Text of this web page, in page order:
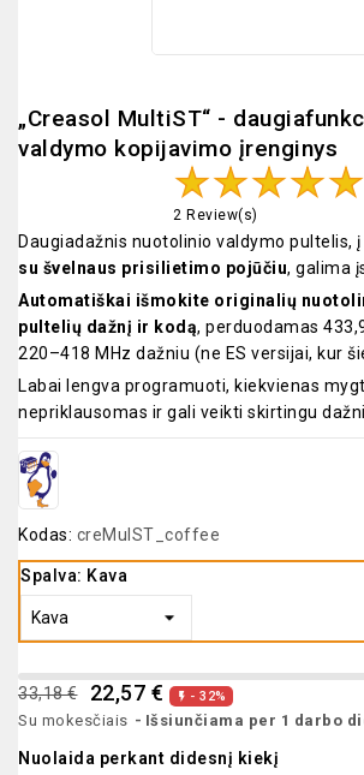
„Creasol MultiST“ -
valdymo kopijavimo įrenginys
2 Review(s)
Daugiadažnis nuotolinio valdymo pultelis, į
su švelnaus prisilietimo pojūčiu, galima
Automatiškai išmokite originalių
pultelių dažnį ir kodą, perduodamas
220–418 MHz dažniu (ne ES versijai, kur
Labai lengva programuoti, kiekvienas
nepriklausomas ir gali veikti skirtingu
Kodas: creMulST_coffee
Spalva: Kava
33,18 € 22,57 €  - 32%
Su mokesčiais Išsiunčiama per 1 darbo
Nuolaida perkant didesnį kiekį